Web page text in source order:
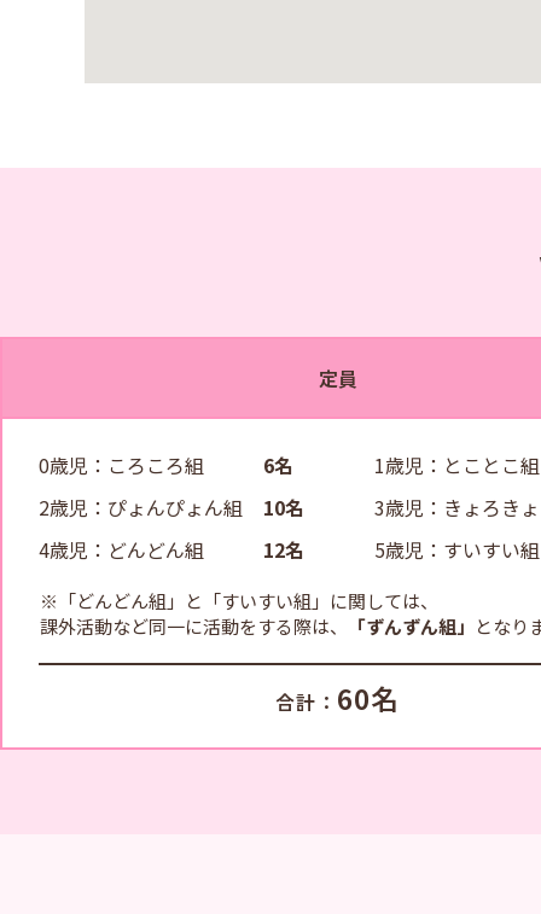
定員
0歳児：ころころ組 6名 1歳児：とことこ組
2歳児：ぴょんぴょん組 10名 3歳児：きょろき
4歳児：どんどん組 12名 5歳児：すいすい組
※「どんどん組」と「すいすい組」に関しては、
課外活動など同一に活動をする際は、 「ずんずん組」 となり
合計： 60名